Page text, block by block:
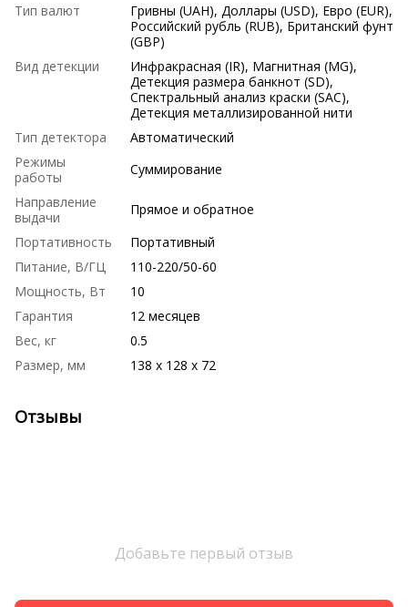
Тип валют
Гривны (UAH), Доллары (USD), Евро (EUR),
Российский рубль (RUB), Британский фунт
(GBP)
Вид детекции
Инфракрасная (IR), Магнитная (MG),
Детекция размера банкнот (SD),
Спектральный анализ краски (SAC),
Детекция металлизированной нити
Тип детектора
Автоматический
Режимы
работы
Суммирование
Направление
выдачи
Прямое и обратное
Портативность
Портативный
Питание, В/ГЦ
110-220/50-60
Мощность, Вт
10
Гарантия
12 месяцев
Вес, кг
0.5
Размер, мм
138 х 128 х 72
Отзывы
Добавьте первый отзыв